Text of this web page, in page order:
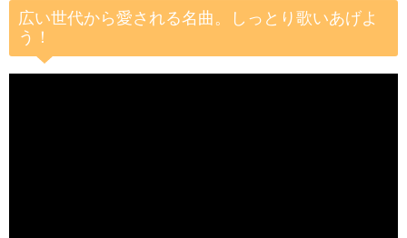
広い世代から愛される名曲。しっとり歌いあげよ
う！